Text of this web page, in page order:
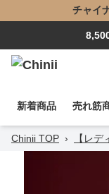
チャイ
新着商品 売れ筋
Chinii TOP › 【レ